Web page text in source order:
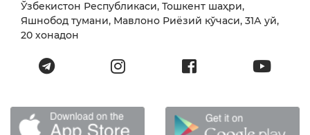
Ўзбекистон Республикаси, Тошкент шаҳри,
Яшнобод тумани, Мавлоно Риёзий кўчаси, 31А уй,
20 хонадон